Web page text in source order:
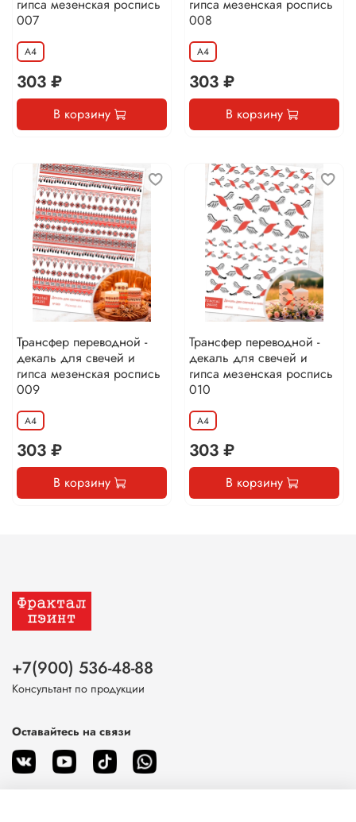
гипса мезенская роспись
007
А4
303 ₽
В корзину
гипса мезенская роспись
008
А4
303 ₽
В корзину
Трансфер переводной -
декаль для свечей и
гипса мезенская роспись
009
А4
303 ₽
В корзину
Трансфер переводной -
декаль для свечей и
гипса мезенская роспись
010
А4
303 ₽
В корзину
+7(900) 536-48-88
Консультант по продукции
Оставайтесь на связи